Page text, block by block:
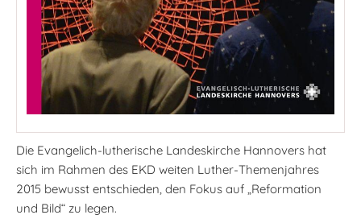
Die Evangelich-lutherische Landeskirche Hannovers hat
sich im Rahmen des EKD weiten Luther-Themenjahres
2015 bewusst entschieden, den Fokus auf „Reformation
und Bild“ zu legen.